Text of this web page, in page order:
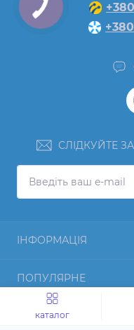
каталог
СЛІДКУЙТЕ
ІНФОРМАЦІЯ
Про нас
Повернення товару
Оплата і доставка
ПОПУЛЯРНЕ
Протеїн
КОНТАКТИ ТА АДРЕСА